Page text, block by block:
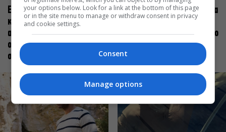
Ελεάνα Ανδρεούδη: Κάθε
καλλιτέχνης όταν
ανεβαίνει στη σκηνή
οφείλει να αισθάνεται
σταρ
Βαγγέλης Μπίκος: Έμαθα να
δίνω αξία στο ποιος είμαι
πάνω στη σκηνή και όχι στο
πως χορεύω
your options below. Look for a link at the bottom of this page
or in the site menu to manage or withdraw consent in privacy
and cookie settings.
Consent
Manage options